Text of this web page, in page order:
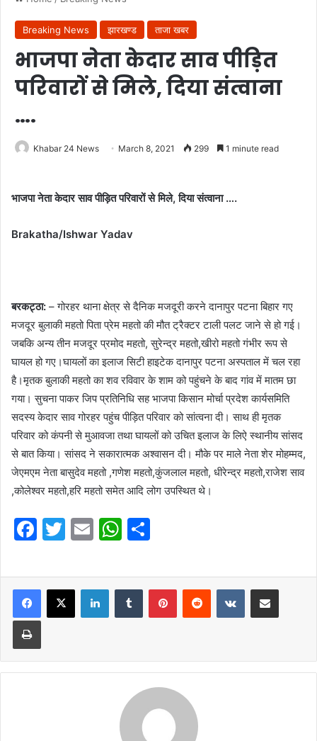
Breaking News झारखण्ड ताजा खबर
भाजपा नेता केदार साव पीड़ित
परिवारों से मिले, दिया संत्वाना
….
Khabar 24 News March 8, 2021 299 1 minute read
भाजपा नेता केदार साव पीड़ित परिवारों से मिले, दिया संत्वाना ….
Brakatha/Ishwar Yadav
बरकट्ठा: – गोरहर थाना क्षेत्र से दैनिक मजदूरी करने दानापुर पटना बिहार गए
मजदूर बुलाकी महतो पिता प्रेम महतो की मौत ट्रैक्टर टाली पलट जाने से हो गई।
जबकि अन्य तीन मजदूर प्रमोद महतो, सुरेन्द्र महतो,खीरो महतो गंभीर रूप से
घायल हो गए।घायलों का इलाज सिटी हाइटेक दानापुर पटना अस्पताल में चल रहा
है।मृतक बुलाकी महतो का शव रविवार के शाम को पहुंचने के बाद गांव में मातम छा
गया। सुचना पाकर जिप प्रतिनिधि सह भाजपा किसान मोर्चा प्रदेश कार्यसमिति
सदस्य केदार साव गोरहर पहुंच पीड़ित परिवार को सांत्वना दी। साथ ही मृतक
परिवार को कंपनी से मुआवजा तथा घायलों को उचित इलाज के लिऐ स्थानीय सांसद
से बात किया। सांसद ने सकारात्मक अश्वासन दी। मौके पर माले नेता शेर मोहम्मद,
जेएमएम नेता बासुदेव महतो ,गणेश महतो,कुंजलाल महतो, धीरेन्द्र महतो,राजेश साव
,कोलेश्वर महतो,हरि महतो समेत आदि लोग उपस्थित थे।
F
c
e
b
o
o
T
itt
er
E
ai
l
W
at
s
A
p
ar
e
LinkedInTumblr PinterestReddit VKontakteShare via Email
Print